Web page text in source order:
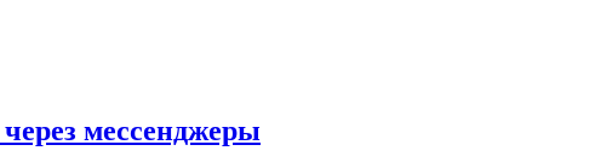
мессенджеры